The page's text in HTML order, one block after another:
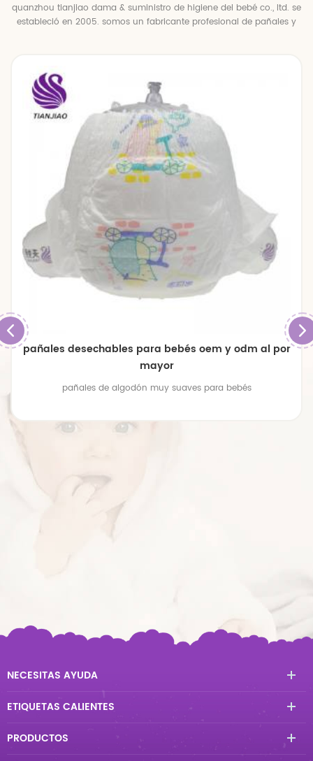
quanzhou tianjiao dama & suministro de higiene del bebé co., ltd. se
estableció en 2005. somos un fabricante profesional de pañales y
pañales de bebé transpirables de gran tamaño
premium
pañales de bebé transpirables de gran tamaño premium
NECESITAS AYUDA
ETIQUETAS CALIENTES
PRODUCTOS